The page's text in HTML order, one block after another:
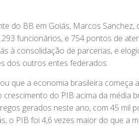
do BB em Goiás, Marcos
funcionários, e 754 pontos de
à consolidação de parcerias, e
dos outros entes federados.
que a economia brasileira começa
crescimento do PIB acima da média
gerados neste ano, com 45 mil
o PIB foi 4,6 vezes maior do que